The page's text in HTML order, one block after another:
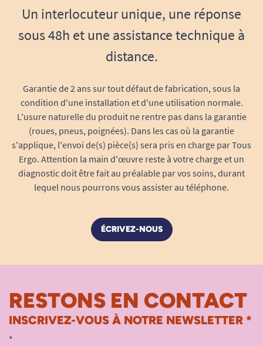
Un interlocuteur unique, une réponse
sous 48h et une assistance technique à
distance.
Garantie de 2 ans sur tout défaut de fabrication, sous la
condition d'une installation et d'une utilisation normale.
L'usure naturelle du produit ne rentre pas dans la garantie
(roues, pneus, poignées). Dans les cas où la garantie
s'applique, l'envoi de(s) pièce(s) sera pris en charge par Tous
Ergo. Attention la main d'œuvre reste à votre charge et un
diagnostic doit être fait au préalable par vos soins, durant
lequel nous pourrons vous assister au téléphone.
ÉCRIVEZ-NOUS
RESTONS EN CONTACT
INSCRIVEZ-VOUS À NOTRE NEWSLETTER *
*